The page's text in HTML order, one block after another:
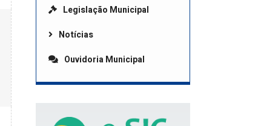
Legislação Municipal
Notícias
Ouvidoria Municipal